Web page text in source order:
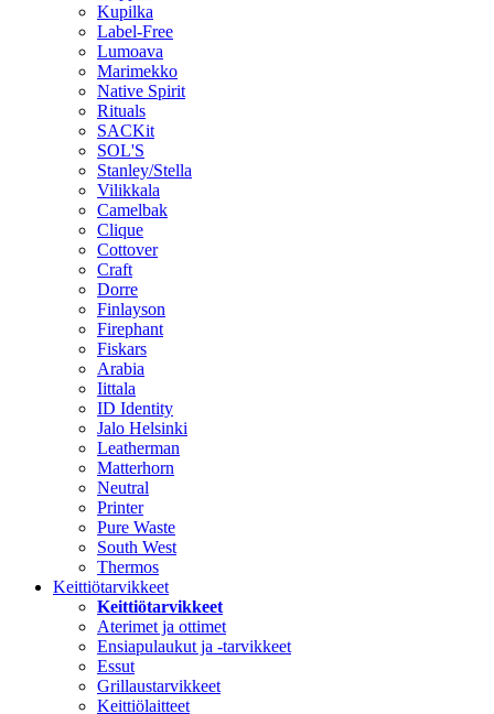
Kupilka
Label-Free
Lumoava
Marimekko
Native Spirit
Rituals
SACKit
SOL'S
Stanley/Stella
Vilikkala
Camelbak
Clique
Cottover
Craft
Dorre
Finlayson
Firephant
Fiskars
Arabia
Iittala
ID Identity
Jalo Helsinki
Leatherman
Matterhorn
Neutral
Printer
Pure Waste
South West
Thermos
Keittiötarvikkeet
Keittiötarvikkeet
Aterimet ja ottimet
Ensiapulaukut ja -tarvikkeet
Essut
Grillaustarvikkeet
Keittiölaitteet